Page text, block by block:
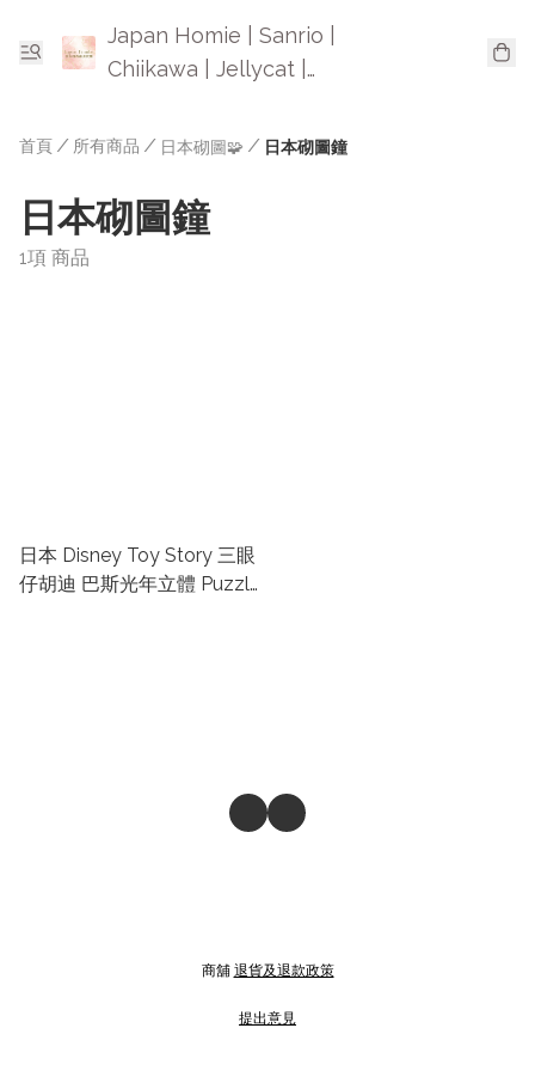
Japan Homie | Sanrio |
Chiikawa | Jellycat |
首頁 / 所有商品 / 日本砌圖🧩 / 日本砌圖鐘
日本砌圖鐘
1項 商品
日本 Disney Toy Story 三眼
仔胡迪 巴斯光年立體 Puzzle
商舖 退貨及退款政策
提出意見